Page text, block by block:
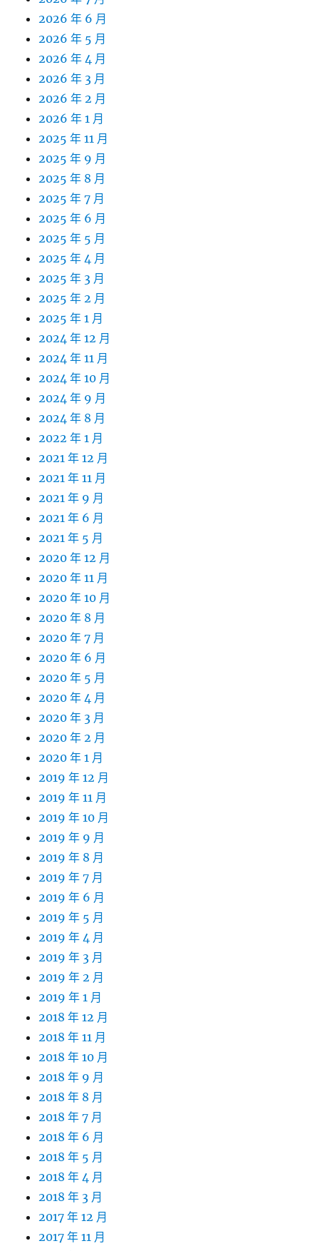
2026 年 6 月
2026 年 5 月
2026 年 4 月
2026 年 3 月
2026 年 2 月
2026 年 1 月
2025 年 11 月
2025 年 9 月
2025 年 8 月
2025 年 7 月
2025 年 6 月
2025 年 5 月
2025 年 4 月
2025 年 3 月
2025 年 2 月
2025 年 1 月
2024 年 12 月
2024 年 11 月
2024 年 10 月
2024 年 9 月
2024 年 8 月
2022 年 1 月
2021 年 12 月
2021 年 11 月
2021 年 9 月
2021 年 6 月
2021 年 5 月
2020 年 12 月
2020 年 11 月
2020 年 10 月
2020 年 8 月
2020 年 7 月
2020 年 6 月
2020 年 5 月
2020 年 4 月
2020 年 3 月
2020 年 2 月
2020 年 1 月
2019 年 12 月
2019 年 11 月
2019 年 10 月
2019 年 9 月
2019 年 8 月
2019 年 7 月
2019 年 6 月
2019 年 5 月
2019 年 4 月
2019 年 3 月
2019 年 2 月
2019 年 1 月
2018 年 12 月
2018 年 11 月
2018 年 10 月
2018 年 9 月
2018 年 8 月
2018 年 7 月
2018 年 6 月
2018 年 5 月
2018 年 4 月
2018 年 3 月
2017 年 12 月
2017 年 11 月